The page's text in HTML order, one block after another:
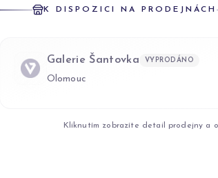
K DISPOZICI NA PRODEJNÁCH
Galerie Šantovka VYPRODÁNO
Olomouc
Kliknutím zobrazíte detail prodejny a